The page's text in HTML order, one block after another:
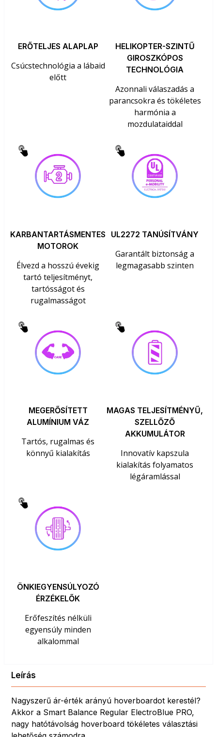
ERŐTELJES ALAPLAP
Csúcstechnológia a lábaid
előtt
HELIKOPTER-SZINTŰ
GIROSZKÓPOS
TECHNOLÓGIA
Azonnali válaszadás a
parancsokra és tökéletes
harmónia a
mozdulataiddal
KARBANTARTÁSMENTES
MOTOROK
Élvezd a hosszú évekig
tartó teljesítményt,
tartósságot és
rugalmasságot
UL2272 TANÚSÍTVÁNY
Garantált biztonság a
legmagasabb szinten
MEGERŐSÍTETT
ALUMÍNIUM VÁZ
Tartós, rugalmas és
könnyű kialakítás
MAGAS TELJESÍTMÉNYŰ,
SZELLŐZŐ
AKKUMULÁTOR
Innovatív kapszula
kialakítás folyamatos
légáramlással
ÖNKIEGYENSÚLYOZÓ
ÉRZÉKELŐK
Erőfeszítés nélküli
egyensúly minden
alkalommal
Leírás
Nagyszerű ár-érték arányú hoverboardot kerestél?
Akkor a Smart Balance Regular ElectroBlue PRO,
nagy hatótávolság hoverboard tökéletes választási